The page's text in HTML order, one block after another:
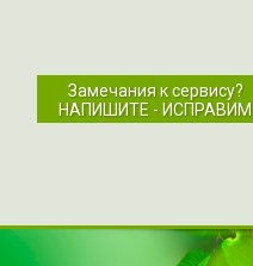
Замечания к сервису?
НАПИШИТЕ - ИСПРАВИМ